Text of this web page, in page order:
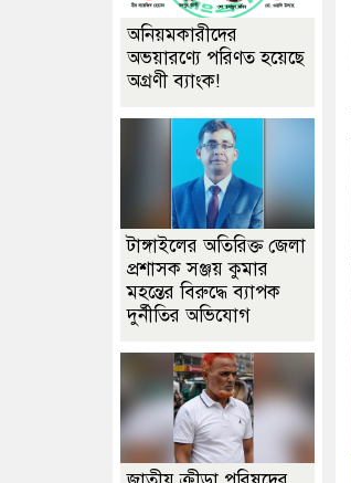
অনিয়মকারীদের
অভয়ারণ্যে পরিণত হয়েছে
অগ্রণী ব্যাংক!
টাঙ্গাইলের অতিরিক্ত জেলা
প্রশাসক সঞ্জয় কুমার
মহন্তের বিরুদ্ধে ব্যাপক
দুর্নীতির অভিযোগ